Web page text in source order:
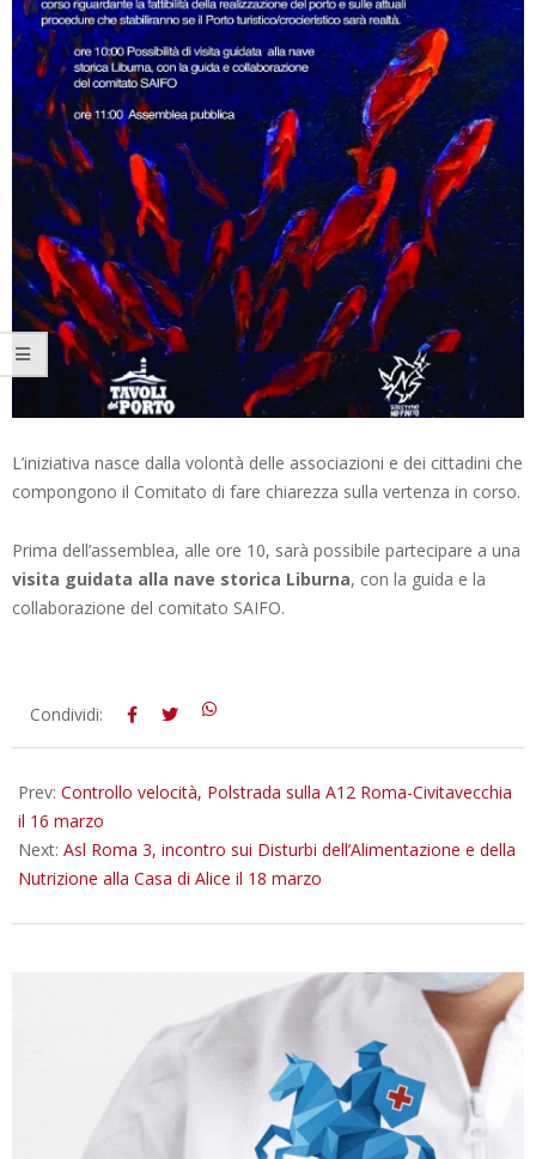
L’iniziativa nasce dalla volontà delle associazioni e dei cittadini che
compongono il Comitato di fare chiarezza sulla vertenza in corso.
Prima dell’assemblea, alle ore 10, sarà possibile partecipare a una
visita guidata alla nave storica Liburna, con la guida e la
collaborazione del comitato SAIFO.
2025-
Condividi:
Prev: Controllo velocità, Polstrada sulla A12 Roma-Civitavecchia
il 16 marzo
Next: Asl Roma 3, incontro sui Disturbi dell’Alimentazione e della
Nutrizione alla Casa di Alice il 18 marzo